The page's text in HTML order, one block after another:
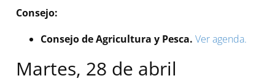
Consejo:
Consejo de Agricultura y Pesca.Ver agenda.
Martes, 28 de abril